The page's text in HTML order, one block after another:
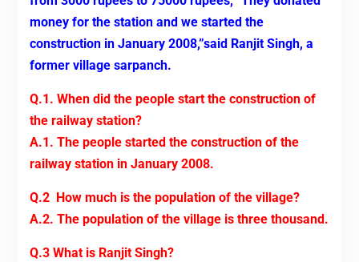
money for the station and we started the
construction in January 2008,”said Ranjit Singh, a
former village sarpanch.
Q.1. When did the people start the construction of
the railway station?
A.1. The people started the construction of the
railway station in January 2008.
Q.2 How much is the population of the village?
A.2. The population of the village is three thousand.
Q.3 What is Ranjit Singh?